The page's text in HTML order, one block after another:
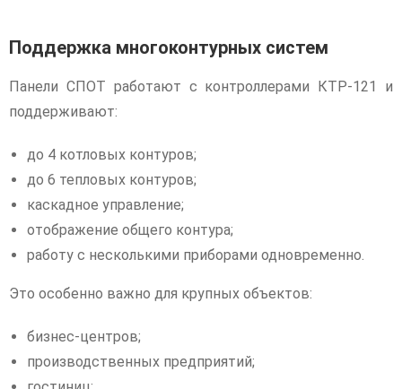
Поддержка многоконтурных систем
Панели СПОТ работают с контроллерами КТР-121 и
поддерживают:
до 4 котловых контуров;
до 6 тепловых контуров;
каскадное управление;
отображение общего контура;
работу с несколькими приборами одновременно.
Это особенно важно для крупных объектов:
бизнес-центров;
производственных предприятий;